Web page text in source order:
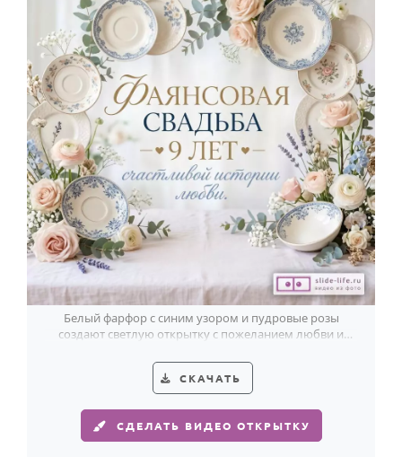
Белый фарфор с синим узором и пудровые розы
создают светлую открытку с пожеланием любви и
СКАЧАТЬ
СДЕЛАТЬ ВИДЕО ОТКРЫТКУ